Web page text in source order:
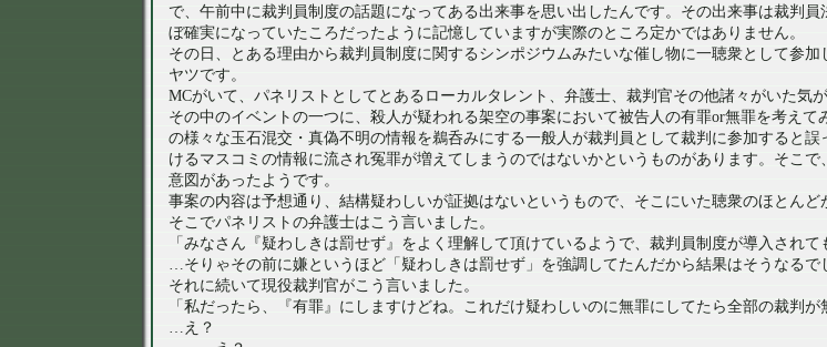
で、午前中に裁判員制度の話題になってある出来事を思い出したんです。その出来事は裁判
ぼ確実になっていたころだったように記憶していますが実際のところ定かではありません。
その日、とある理由から裁判員制度に関するシンポジウムみたいな催し物に一聴衆として参
ヤツです。
MCがいて、パネリストとしてとあるローカルタレント、弁護士、裁判官その他諸々がいた気が
その中のイベントの一つに、殺人が疑われる架空の事案において被告人の有罪or無罪を考え
の様々な玉石混交・真偽不明の情報を鵜呑みにする一般人が裁判員として裁判に参加すると
けるマスコミの情報に流され冤罪が増えてしまうのではないかというものがあります。そこ
意図があったようです。
事案の内容は予想通り、結構疑わしいが証拠はないというもので、そこにいた聴衆のほとんど
そこでパネリストの弁護士はこう言いました。
「みなさん『疑わしきは罰せず』をよく理解して頂けているようで、裁判員制度が導入されて
…そりゃその前に嫌というほど「疑わしきは罰せず」を強調してたんだから結果はそうなるで
それに続いて現役裁判官がこう言いました。
「私だったら、『有罪』にしますけどね。これだけ疑わしいのに無罪にしてたら全部の裁判が
…え？